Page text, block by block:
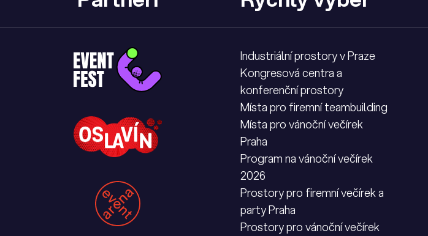
Industriální prostory v Praze
Kongresová centra a
konferenční prostory
Místa pro firemní teambuilding
Místa pro vánoční večírek
Praha
Program na vánoční večírek
2026
Prostory pro firemní večírek a
party Praha
Prostory pro vánoční večírek